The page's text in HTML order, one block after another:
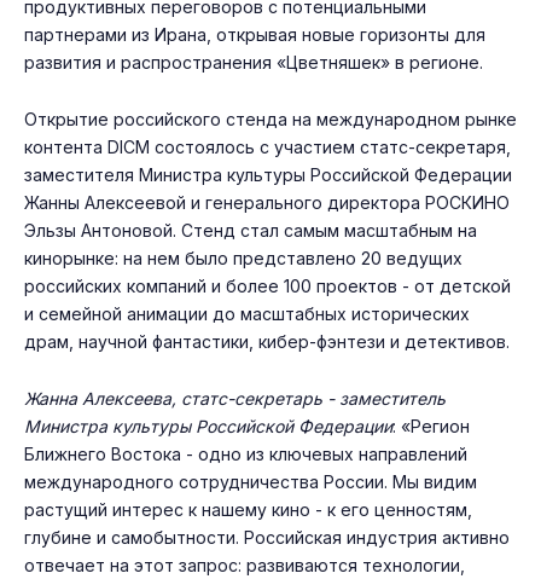
продуктивных переговоров с потенциальными
партнерами из Ирана, открывая новые горизонты для
развития и распространения «Цветняшек» в регионе.
Открытие российского стенда на международном рынке
контента DICM состоялось с участием статс-секретаря,
заместителя Министра культуры Российской Федерации
Жанны Алексеевой и генерального директора РОСКИНО
Эльзы Антоновой. Стенд стал самым масштабным на
кинорынке: на нем было представлено 20 ведущих
российских компаний и более 100 проектов - от детской
и семейной анимации до масштабных исторических
драм, научной фантастики, кибер-фэнтези и детективов.
Жанна Алексеева, статс-секретарь - заместитель
Министра культуры Российской Федерации: «Регион
Ближнего Востока - одно из ключевых направлений
международного сотрудничества России. Мы видим
растущий интерес к нашему кино - к его ценностям,
глубине и самобытности. Российская индустрия активно
отвечает на этот запрос: развиваются технологии,